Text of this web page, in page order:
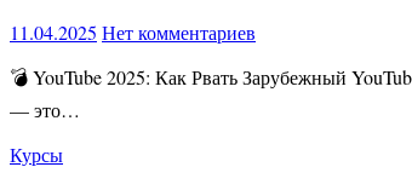
11.04.2025 Нет комментариев
💣 YouTube 2025: Как Рвать Зарубежный YouTube Без Партнёрки и Поднять Бабки на Белых Каналах! 💵🚀 YouTube в 2025: Вход Только для Тех, Кто Хочет Зарабатывать по-крупному! YouTube
— это…
Курсы